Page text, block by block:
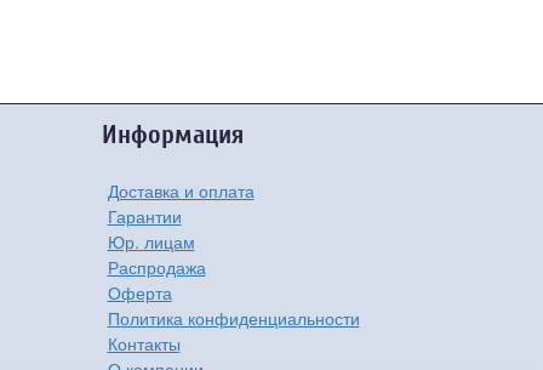
Информация
Доставка и оплата
Гарантии
Юр. лицам
Распродажа
Оферта
Политика конфиденциальности
Контакты